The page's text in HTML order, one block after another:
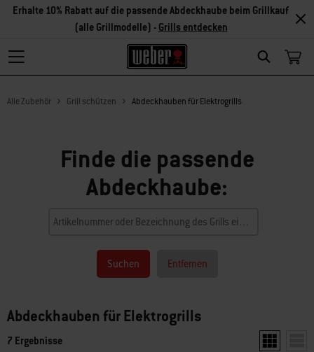
Search
Erhalte 10% Rabatt auf die passende Abdeckhaube beim Grillkauf
(alle Grillmodelle) - Grills entdecken
Alle Zubehör Grill schützen Abdeckhauben für Elektrogrills
Finde die passende
Abdeckhaube:
Suchen Entfernen
Abdeckhauben für Elektrogrills
7 Ergebnisse Zwei